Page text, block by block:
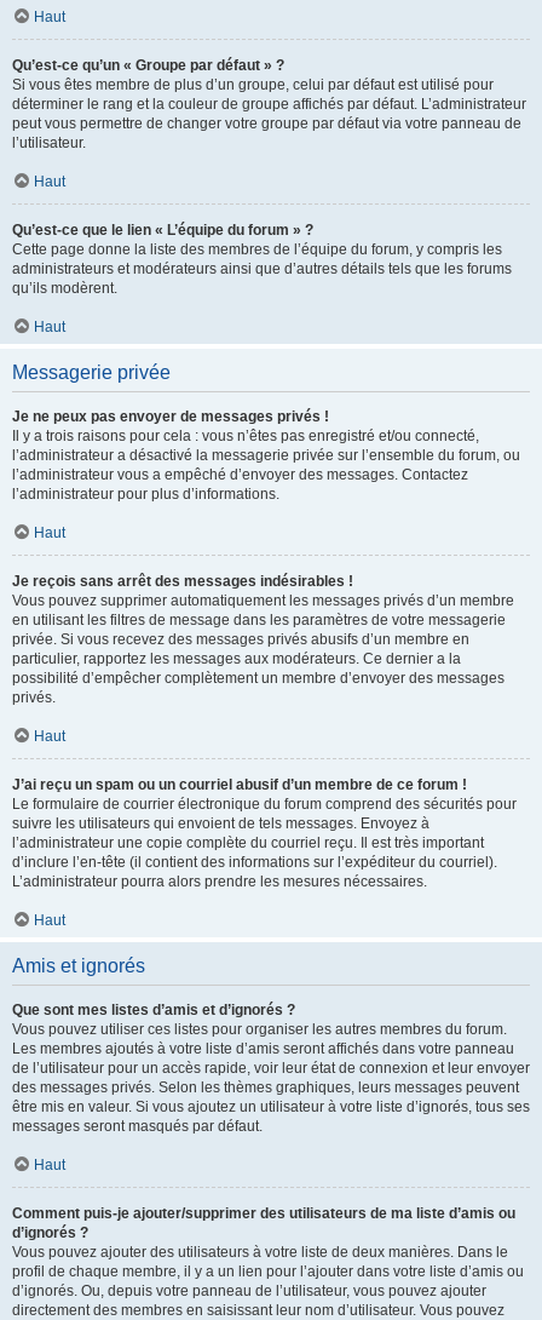
Haut
Qu’est-ce qu’un « Groupe par défaut » ?
Si vous êtes membre de plus d’un groupe, celui par défaut est utilisé pour
déterminer le rang et la couleur de groupe affichés par défaut. L’administrateur
peut vous permettre de changer votre groupe par défaut via votre panneau de
l’utilisateur.
Haut
Qu’est-ce que le lien « L’équipe du forum » ?
Cette page donne la liste des membres de l’équipe du forum, y compris les
administrateurs et modérateurs ainsi que d’autres détails tels que les forums
qu’ils modèrent.
Haut
Messagerie privée
Je ne peux pas envoyer de messages privés !
Il y a trois raisons pour cela : vous n’êtes pas enregistré et/ou connecté,
l’administrateur a désactivé la messagerie privée sur l’ensemble du forum, ou
l’administrateur vous a empêché d’envoyer des messages. Contactez
l’administrateur pour plus d’informations.
Haut
Je reçois sans arrêt des messages indésirables !
Vous pouvez supprimer automatiquement les messages privés d’un membre
en utilisant les filtres de message dans les paramètres de votre messagerie
privée. Si vous recevez des messages privés abusifs d’un membre en
particulier, rapportez les messages aux modérateurs. Ce dernier a la
possibilité d’empêcher complètement un membre d’envoyer des messages
privés.
Haut
J’ai reçu un spam ou un courriel abusif d’un membre de ce forum !
Le formulaire de courrier électronique du forum comprend des sécurités pour
suivre les utilisateurs qui envoient de tels messages. Envoyez à
l’administrateur une copie complète du courriel reçu. Il est très important
d’inclure l’en-tête (il contient des informations sur l’expéditeur du courriel).
L’administrateur pourra alors prendre les mesures nécessaires.
Haut
Amis et ignorés
Que sont mes listes d’amis et d’ignorés ?
Vous pouvez utiliser ces listes pour organiser les autres membres du forum.
Les membres ajoutés à votre liste d’amis seront affichés dans votre panneau
de l’utilisateur pour un accès rapide, voir leur état de connexion et leur envoyer
des messages privés. Selon les thèmes graphiques, leurs messages peuvent
être mis en valeur. Si vous ajoutez un utilisateur à votre liste d’ignorés, tous ses
messages seront masqués par défaut.
Haut
Comment puis-je ajouter/supprimer des utilisateurs de ma liste d’amis ou
d’ignorés ?
Vous pouvez ajouter des utilisateurs à votre liste de deux manières. Dans le
profil de chaque membre, il y a un lien pour l’ajouter dans votre liste d’amis ou
d’ignorés. Ou, depuis votre panneau de l’utilisateur, vous pouvez ajouter
directement des membres en saisissant leur nom d’utilisateur. Vous pouvez